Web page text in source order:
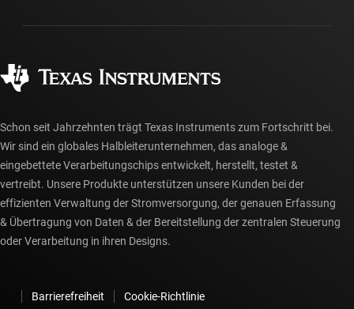
myTI-Konto FAQs
Häufig gestellte Fragen zu Bestellungen
Schon seit Jahrzehnten trägt Texas Instruments zum Fortschritt bei.
Wir sind ein globales Halbleiterunternehmen, das analoge &
eingebettete Verarbeitungschips entwickelt, herstellt, testet &
vertreibt. Unsere Produkte unterstützen unsere Kunden bei der
effizienten Verwaltung der Stromversorgung, der genauen Erfassung
& Übertragung von Daten & der Bereitstellung der zentralen Steuerung
oder Verarbeitung in ihren Designs.
Barrierefreiheit
Cookie-Richtlinie